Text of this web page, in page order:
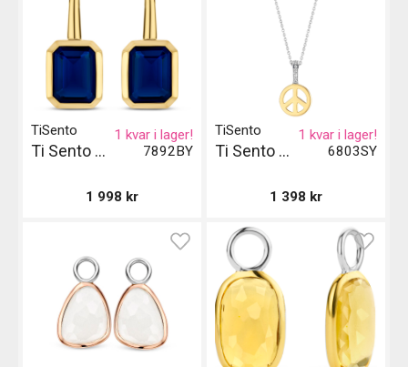
7892BY
TiSento
Ti Sento Milano Örhängen - Gul/Blå
1 kvar i lager!
1 998 kr
6803SY
TiSento
Ti Sento Milano Pendant - Silver och Guld
1 kvar i lager!
1 398 kr